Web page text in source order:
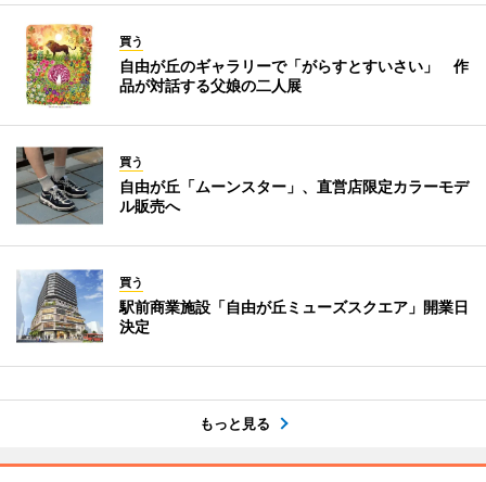
買う
自由が丘のギャラリーで「がらすとすいさい」 作
品が対話する父娘の二人展
買う
自由が丘「ムーンスター」、直営店限定カラーモデ
ル販売へ
買う
駅前商業施設「自由が丘ミューズスクエア」開業日
決定
もっと見る